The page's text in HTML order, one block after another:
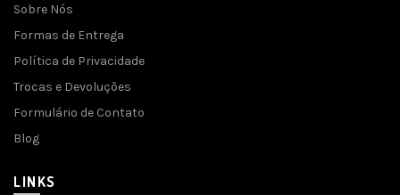
Sobre Nós
Formas de Entrega
Política de Privacidade
Trocas e Devoluções
Formulário de Contato
Blog
LINKS